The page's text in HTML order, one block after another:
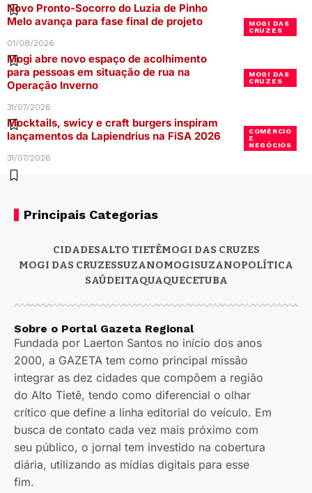
MOGI DAS
CRUZES
Novo Pronto-Socorro do Luzia de Pinho
Melo avança para fase final de projeto
01/08/2026
MOGI DAS
CRUZES
Mogi abre novo espaço de acolhimento
para pessoas em situação de rua na
Operação Inverno
31/07/2026
COMÉRCIO
E
NEGÓCIOS
Mocktails, swicy e craft burgers inspiram
lançamentos da Lapiendrius na FiSA 2026
31/07/2026
Principais Categorias
CIDADESALTO TIETÊMOGI DAS CRUZES
MOGI DAS CRUZESSUZANOMOGISUZANOPOLÍTICA
SAÚDEITAQUAQUECETUBA
Sobre o Portal Gazeta Regional
Fundada por Laerton Santos no início dos anos
2000, a GAZETA tem como principal missão
integrar as dez cidades que compõem a região
do Alto Tietê, tendo como diferencial o olhar
crítico que define a linha editorial do veículo. Em
busca de contato cada vez mais próximo com
seu público, o jornal tem investido na cobertura
diária, utilizando as mídias digitais para esse
fim.